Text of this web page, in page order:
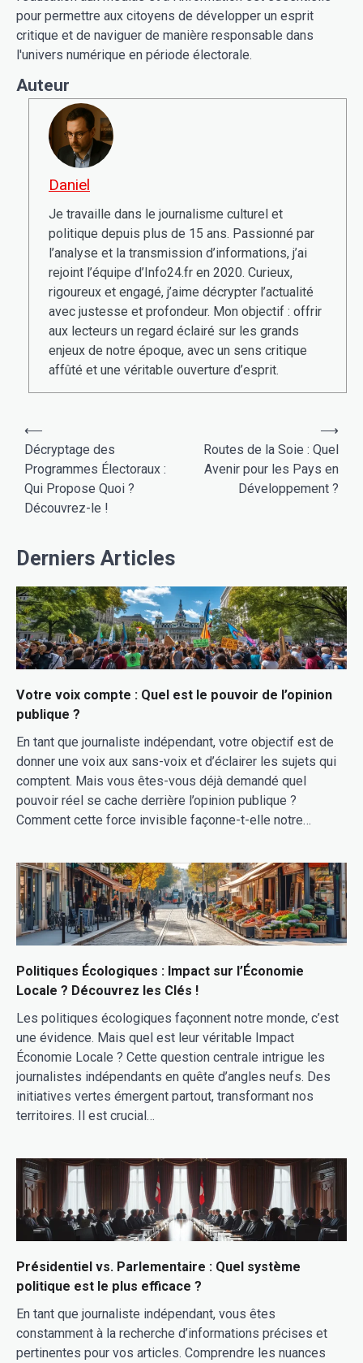
pour permettre aux citoyens de développer un esprit
critique et de naviguer de manière responsable dans
l'univers numérique en période électorale.
Auteur
Daniel
Je travaille dans le journalisme culturel et
politique depuis plus de 15 ans. Passionné par
l’analyse et la transmission d’informations, j’ai
rejoint l’équipe d’Info24.fr en 2020. Curieux,
rigoureux et engagé, j’aime décrypter l’actualité
avec justesse et profondeur. Mon objectif : offrir
aux lecteurs un regard éclairé sur les grands
enjeux de notre époque, avec un sens critique
affûté et une véritable ouverture d’esprit.
Navigation
de
l’article
⟵
Décryptage des
Programmes Électoraux :
Qui Propose Quoi ?
Découvrez-le !
Routes de la Soie : Quel
Avenir pour les Pays en
Développement ?
⟶
Derniers Articles
Votre voix compte : Quel est le pouvoir de l’opinion
publique ?
En tant que journaliste indépendant, votre objectif est de
donner une voix aux sans-voix et d’éclairer les sujets qui
comptent. Mais vous êtes-vous déjà demandé quel
pouvoir réel se cache derrière l’opinion publique ?
Comment cette force invisible façonne-t-elle notre…
Politiques Écologiques : Impact sur l’Économie
Locale ? Découvrez les Clés !
Les politiques écologiques façonnent notre monde, c’est
une évidence. Mais quel est leur véritable Impact
Économie Locale ? Cette question centrale intrigue les
journalistes indépendants en quête d’angles neufs. Des
initiatives vertes émergent partout, transformant nos
territoires. Il est crucial…
Présidentiel vs. Parlementaire : Quel système
politique est le plus efficace ?
En tant que journaliste indépendant, vous êtes
constamment à la recherche d’informations précises et
pertinentes pour vos articles. Comprendre les nuances